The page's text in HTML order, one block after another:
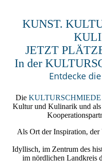
KUNST.
JETZT
In der
Entdecke
Die KULTURSCHMIEDE
Kultur und Kulinarik und
Als Ort der Inspiration, der
Idyllisch, im Zentrum des
im nördlichen Landkreis